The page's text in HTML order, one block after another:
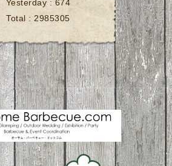
Yesterday : 674
Total :2985305